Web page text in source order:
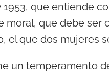
1953, que entiende
moral, que debe ser
el que dos mujeres
un temperamento